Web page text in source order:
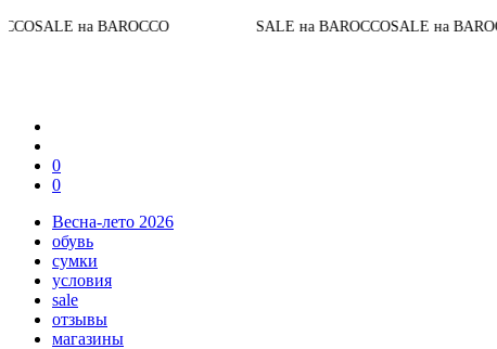
BAROCCO SALE на BAROCCOSALE на BAROCCOДо
0
0
Весна-лето 2026
обувь
сумки
условия
sale
отзывы
магазины